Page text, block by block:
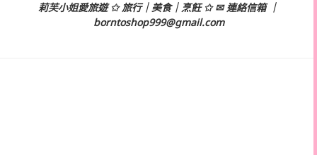
莉芙小姐愛旅遊 ✩ 旅行｜美食｜烹飪 ✩ ✉ 連絡信箱 ｜
borntoshop999@gmail.com